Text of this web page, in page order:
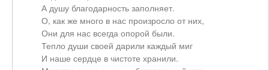
А душу благодарность заполняет.
О, как же много в нас произросло от них,
Они для нас всегда опорой были.
Тепло души своей дарили каждый миг
И наше сердце в чистоте хранили.